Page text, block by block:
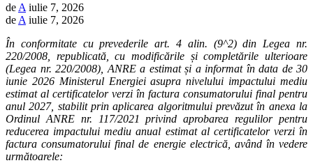
de A iulie 7, 2026
de A iulie 7, 2026
În conformitate cu prevederile art. 4 alin. (9^2) din Legea nr.
220/2008, republicată, cu modificările și completările ulterioare
(Legea nr. 220/2008), ANRE a estimat și a informat în data de 30
iunie 2026 Ministerul Energiei asupra nivelului impactului mediu
estimat al certificatelor verzi în factura consumatorului final pentru
anul 2027, stabilit prin aplicarea algoritmului prevăzut în anexa la
Ordinul ANRE nr. 117/2021 privind aprobarea regulilor pentru
reducerea impactului mediu anual estimat al certificatelor verzi în
factura consumatorului final de energie electrică, având în vedere
următoarele: